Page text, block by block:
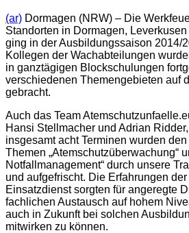
(ar) Dormagen (NRW) – Die
Standorten in Dormagen,
ging in der Ausbildungssaison 2014/
Kollegen der Wachabteilungen
in ganztägigen Blockschulungen
verschiedenen Themengebieten auf
gebracht.
Auch das Team
Hansi Stellmacher und Adrian
insgesamt acht Terminen wurden
Themen „Atemschutzüberwachung“
Notfallmanagement“ durch unsere
und aufgefrischt. Die Erfahrungen
Einsatzdienst sorgten für angeregte
fachlichen Austausch auf hohem
auch in Zukunft bei solchen
mitwirken zu können.